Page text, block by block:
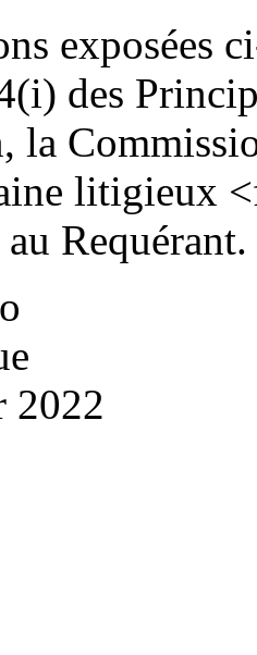
exposées
des
la
litigieux
Requérant.
2022